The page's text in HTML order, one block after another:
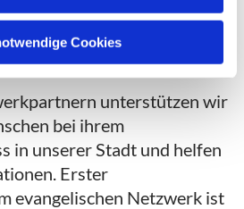
Cookies
und Migration
nern unterstützen wir
bei ihrem
in unserer Stadt und helfen
Erster
evangelischen Netzwerk ist